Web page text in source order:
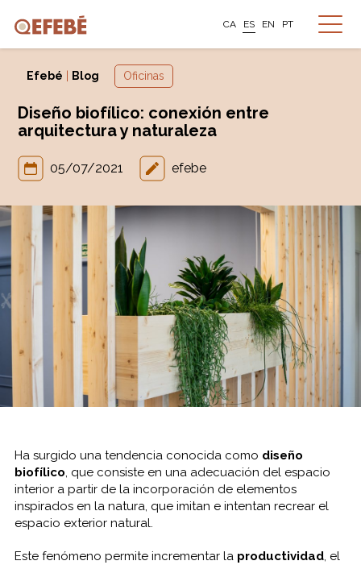
CA ES EN PT
Efebé Blog Oficinas
Diseño biofílico: conexión entre
arquitectura y naturaleza
05/07/2021 efebe
Ha surgido una tendencia conocida como diseño
biofílico, que consiste en una adecuación del espacio
interior a partir de la incorporación de elementos
inspirados en la natura, que imitan e intentan recrear el
espacio exterior natural.
Este fenómeno permite incrementar la productividad, el